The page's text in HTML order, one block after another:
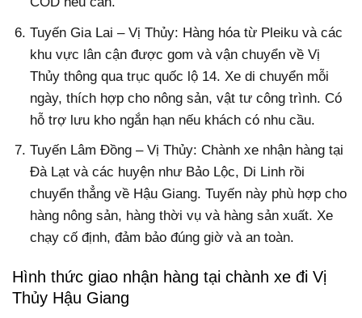
Tuyến Gia Lai – Vị Thủy: Hàng hóa từ Pleiku và các
khu vực lân cận được gom và vận chuyển về Vị
Thủy thông qua trục quốc lộ 14. Xe di chuyển mỗi
ngày, thích hợp cho nông sản, vật tư công trình. Có
hỗ trợ lưu kho ngắn hạn nếu khách có nhu cầu.
Tuyến Lâm Đồng – Vị Thủy: Chành xe nhận hàng tại
Đà Lạt và các huyện như Bảo Lộc, Di Linh rồi
chuyển thẳng về Hậu Giang. Tuyến này phù hợp cho
hàng nông sản, hàng thời vụ và hàng sản xuất. Xe
chạy cố định, đảm bảo đúng giờ và an toàn.
Hình thức giao nhận hàng tại chành xe đi Vị
Thủy Hậu Giang